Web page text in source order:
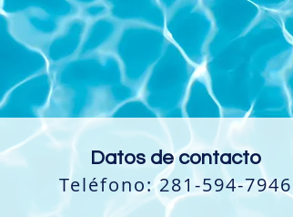
Datos de contacto
Teléfono: 281-594-7946